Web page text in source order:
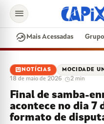
search
EM ALTA
CONTRATAÇÕES
DISPUTA DE
PARINTINS
menu
whatshot Mais Acessadas
newsmode NOTÍCIAS MOCIDADE
18 de maio de 2026 · 2 min
Final de samba-
acontece no dia 7
formato de